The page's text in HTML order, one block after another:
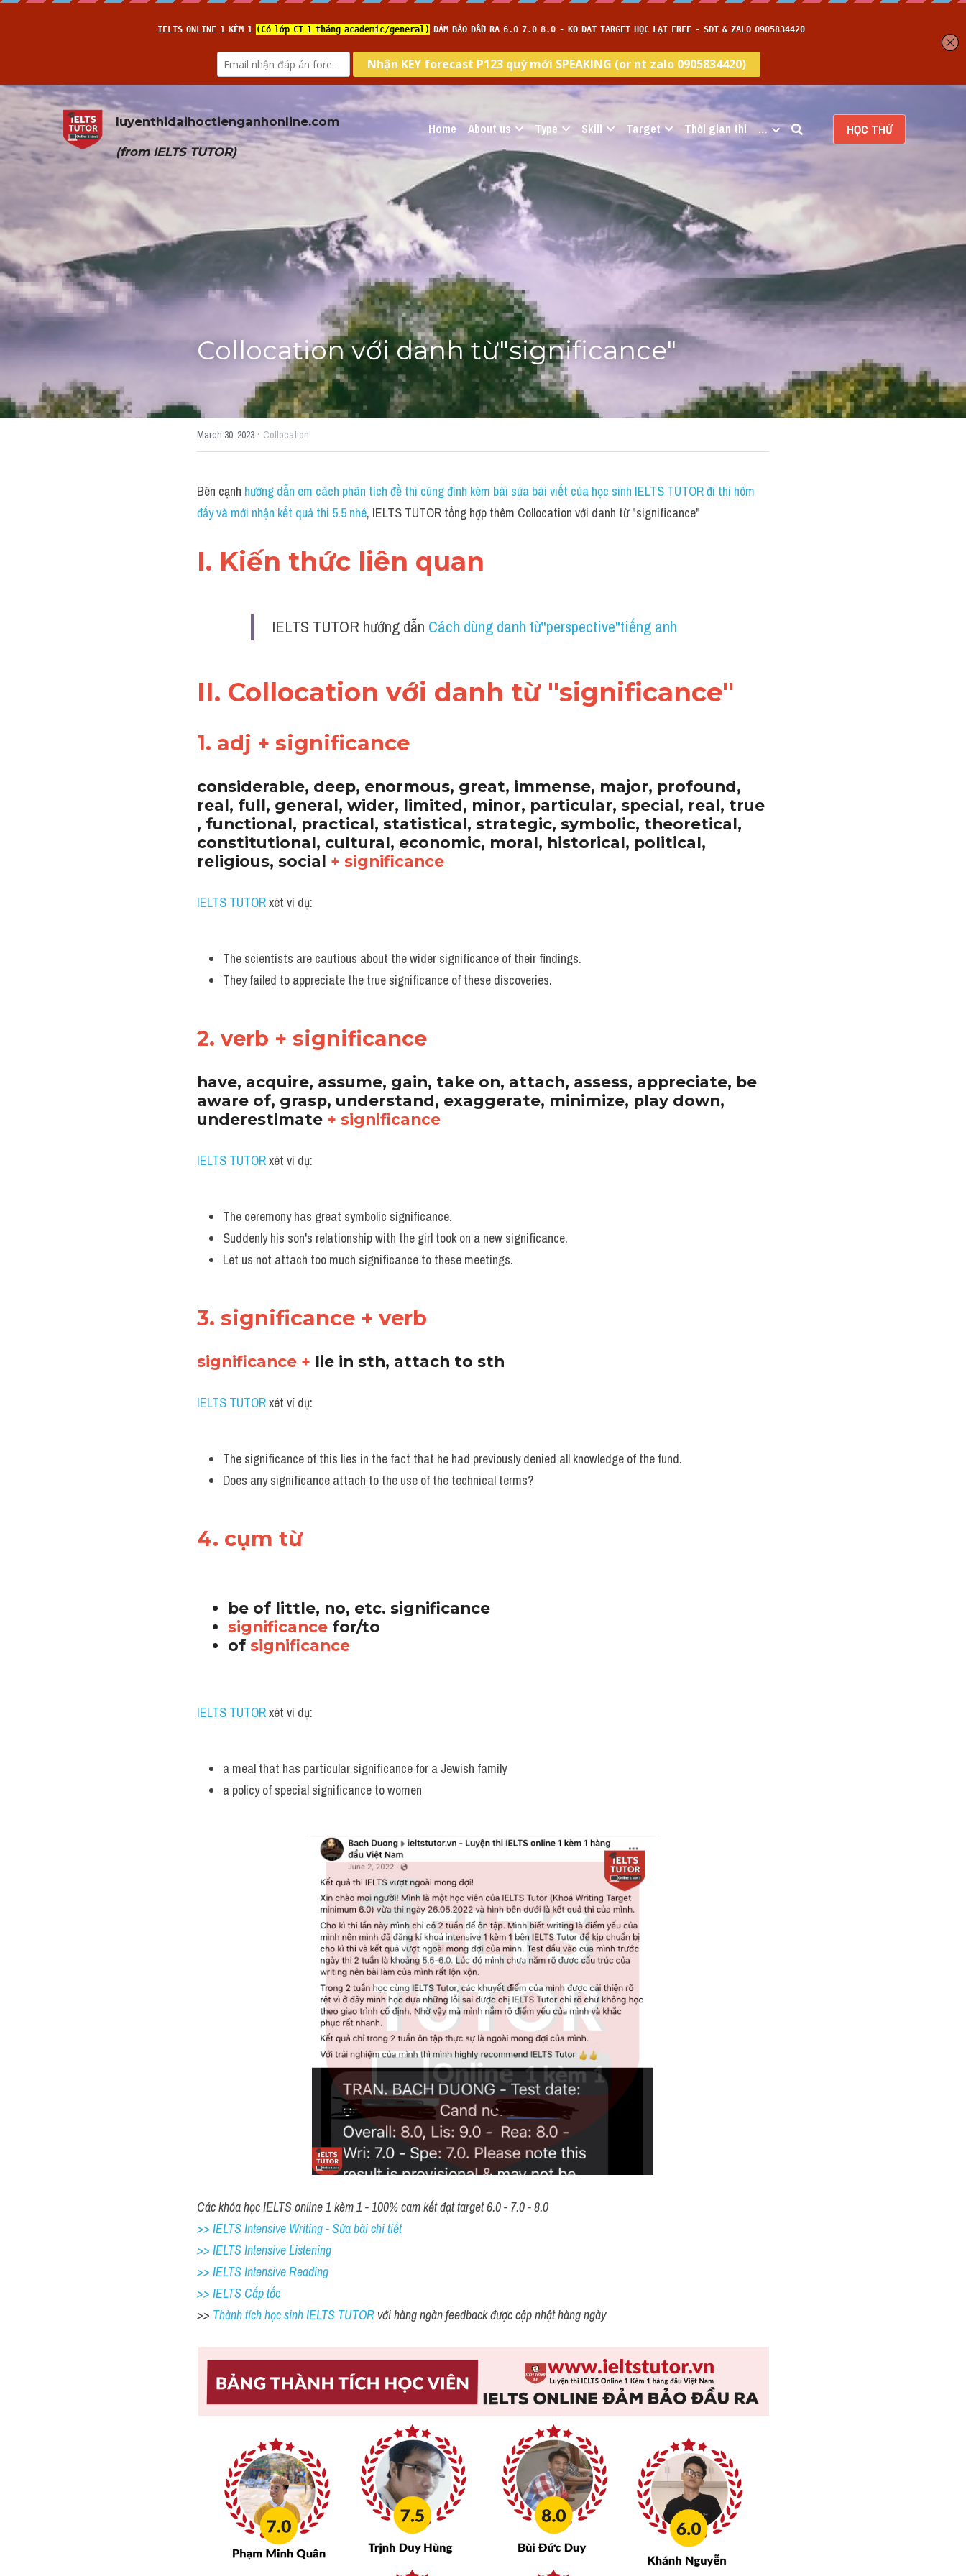
luyenthidaihoctienganhonline.com
(from IELTS TUTOR)
Home About us Type Skill Target Thời gian thi … HỌC THỬ
Collocation với danh từ"significance"
March 30, 2023 · Collocation
Bên cạnh hướng dẫn em cách phân tích đề thi cùng đính kèm bài sửa bài viết của học sinh IELTS TUTOR đi thi hôm
đấy và mới nhận kết quả thi 5.5 nhé, IELTS TUTOR tổng hợp thêm Collocation với danh từ "significance"
I. Kiến thức liên quan
IELTS TUTOR hướng dẫn Cách dùng danh từ"perspective"tiếng anh
II. Collocation với danh từ "significance"
1. adj + significance
considerable, deep, enormous, great, immense, major, profound,
real, full, general, wider, limited, minor, particular, special, real, true
, functional, practical, statistical, strategic, symbolic, theoretical,
constitutional, cultural, economic, moral, historical, political,
religious, social + significance
IELTS TUTOR xét ví dụ:
The scientists are cautious about the wider significance of their findings.
They failed to appreciate the true significance of these discoveries.
2. verb + significance
have, acquire, assume, gain, take on, attach, assess, appreciate, be
aware of, grasp, understand, exaggerate, minimize, play down,
underestimate + significance
IELTS TUTOR xét ví dụ:
The ceremony has great symbolic significance.
Suddenly his son's relationship with the girl took on a new significance.
Let us not attach too much significance to these meetings.
3. significance + verb
significance + lie in sth, attach to sth
IELTS TUTOR xét ví dụ:
The significance of this lies in the fact that he had previously denied all knowledge of the fund.
Does any significance attach to the use of the technical terms?
4. cụm từ
be of little, no, etc. significance
significance for/to
of significance
IELTS TUTOR xét ví dụ:
a meal that has particular significance for a Jewish family
a policy of special significance to women
Các khóa học IELTS online 1 kèm 1 - 100% cam kết đạt target 6.0 - 7.0 - 8.0
>> IELTS Intensive Writing - Sửa bài chi tiết
>> IELTS Intensive Listening
>> IELTS Intensive Reading
>> IELTS Cấp tốc
>> Thành tích học sinh IELTS TUTOR với hàng ngàn feedback được cập nhật hàng ngày